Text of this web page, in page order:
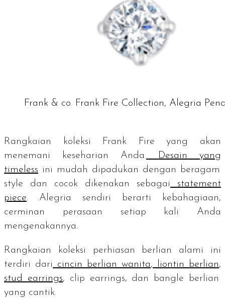
Frank & co. Frank Fire Collection, Alegria
Rangkaian koleksi Frank Fire yang akan
menemani keseharian Anda.
Desain yang
timeless ini mudah dipadukan dengan beragam
style dan cocok dikenakan sebagai
statement
piece. Alegria sendiri berarti kebahagiaan,
cerminan perasaan setiap kali Anda
mengenakannya.
Rangkaian koleksi perhiasan berlian alami ini
terdiri dari cincin berlian wanita, liontin berlian,
stud earrings, clip earrings, dan bangle
berlian
yang cantik.